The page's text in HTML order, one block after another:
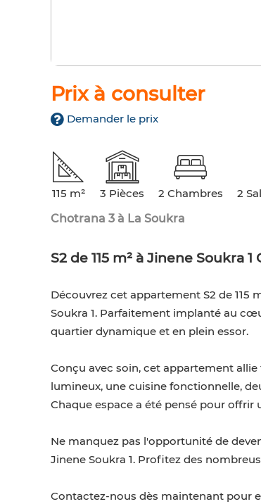
Prix à consulter
Demander le prix
115 m² 3 Pièces 2 Chambres
2
Chotrana 3 à La Soukra
S2 de 115 m² à Jinene Soukra
Découvrez cet appartement S2 de 115
Soukra 1. Parfaitement implanté au
quartier dynamique et en plein essor.
Conçu avec soin, cet appartement
lumineux, une cuisine fonctionnelle,
Chaque espace a été pensé pour
Ne manquez pas l'opportunité de
Jinene Soukra 1. Profitez des
Contactez-nous dès maintenant pour